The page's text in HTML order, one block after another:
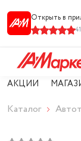
Открыть в
41
АКЦИИ
Каталог